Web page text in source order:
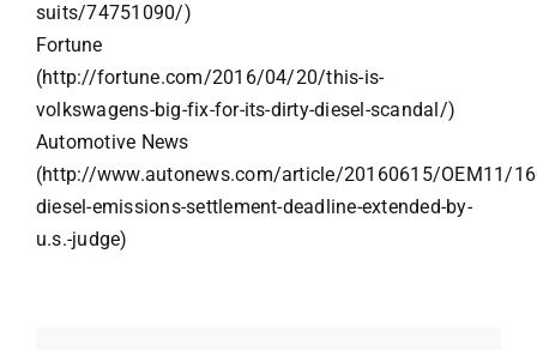
suits/74751090/)
Fortune
(http://fortune.com/2016/04/20/this-is-
volkswagens-big-fix-for-its-dirty-diesel-scandal/)
Automotive News
(http://www.autonews.com/article/20160615/OEM11/
diesel-emissions-settlement-deadline-extended-by-
u.s.-judge)